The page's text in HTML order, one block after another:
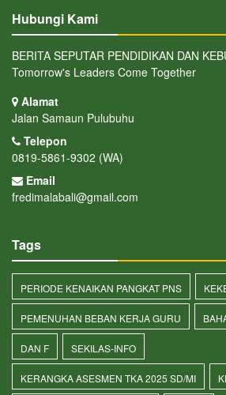
Hubungi Kami
BERITA SEPUTAR PENDIDIKAN DAN
Tomorrow's Leaders Come Together
Alamat
Jalan Samaun Pulubuhu
Telepon
0819-5861-9302 (WA)
Email
fredimalabali@gmail.com
Tags
PERIODE KENAIKAN PANGKAT PNS
PEMENUHAN BEBAN KERJA GURU
DAN F SEKILAS-INFO
KERANGKA ASESMEN TKA 2025 SD/MI